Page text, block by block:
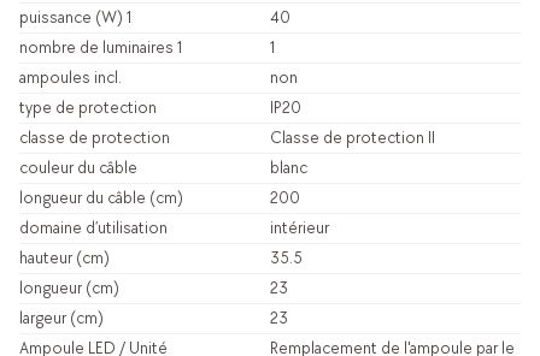
puissance (W) 1
40
nombre de luminaires 1
1
ampoules incl.
non
type de protection
IP20
classe de protection
Classe de protection II
couleur du câble
blanc
longueur du câble (cm)
200
domaine d’utilisation
intérieur
hauteur (cm)
35.5
longueur (cm)
23
largeur (cm)
23
Ampoule LED / Unité
Remplacement de l'ampoule par le